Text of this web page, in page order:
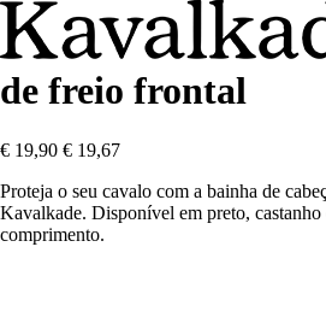
de freio frontal
€ 19,90 € 19,67
Proteja o seu cavalo com a bainha de
Kavalkade. Disponível em preto, castanho
comprimento.